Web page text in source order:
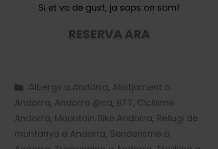
Si et ve de gust, ja saps on som!
RESERVA ARA
Albergs a Andorra, Allotjament a
Andorra, Andorra @ca, BTT, Ciclisme
Andorra, Mountain Bike Andorra, Refugi de
muntanya a Andorra, Senderisme a